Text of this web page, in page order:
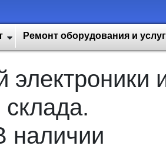
Ремонт оборудования и
склада.
наличии